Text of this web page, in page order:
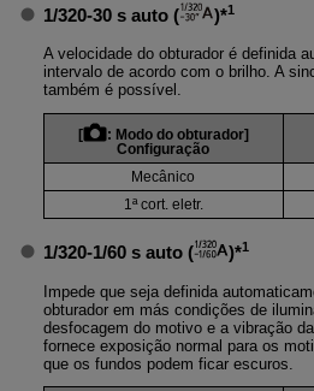
1/320-30 s auto( )*1
A velocidade do obturador é definida
intervalo de acordo com o brilho. A
também é possível.
[ : Modo do obturador]
Configuração
Mecânico
1ª cort. eletr.
1/320-1/60 s auto( )*1
Impede que seja definida
obturador em más condições de
desfocagem do motivo e a vibração
fornece exposição normal para os
que os fundos podem ficar escuros.